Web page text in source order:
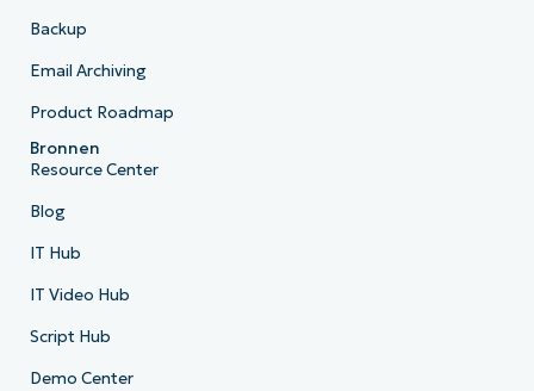
Backup
Email Archiving
Product Roadmap
Bronnen
Resource Center
Blog
IT Hub
IT Video Hub
Script Hub
Demo Center